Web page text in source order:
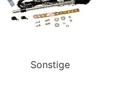
Sonstige